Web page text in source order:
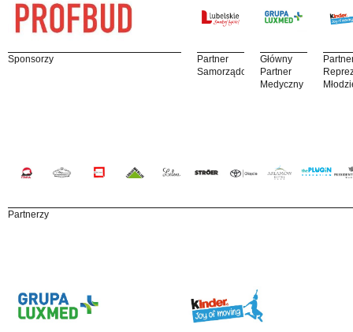
Sponsorzy
Partner
Samorządowy
Główny
Partner
Medyczny
Partnerzy